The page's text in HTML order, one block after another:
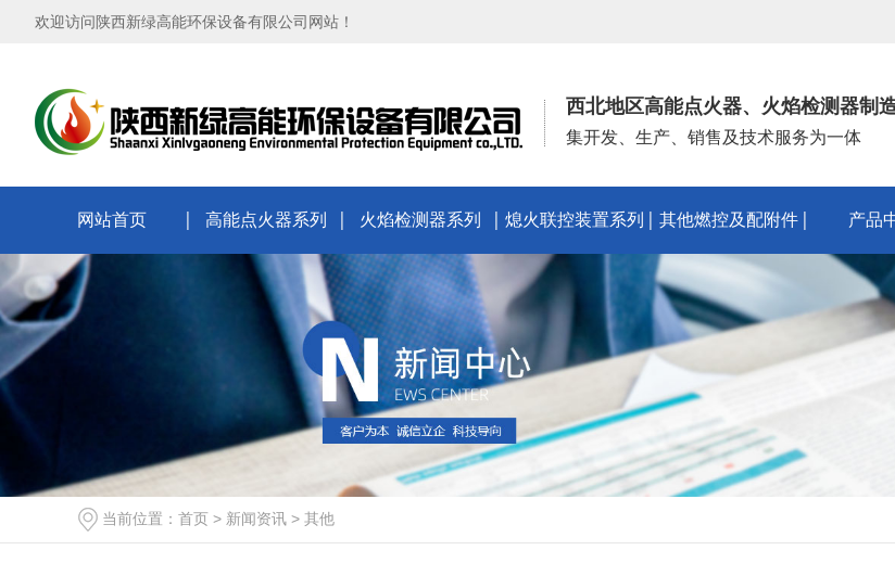
欢迎访问陕西新绿高能环保设备有限公司网站！
西北地区高能点火器、火焰检测器制
集开发、生产、销售及技术服务为一体
网站首页 高能点火器系列 火焰检测器系列 熄火联控装置系列 其他燃控及配附件 产品
当前位置： 首页 > 新闻资讯 > 其他